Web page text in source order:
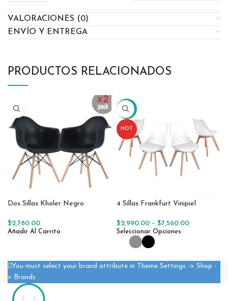
VALORACIONES (0)
ENVÍO Y ENTREGA
PRODUCTOS RELACIONADOS
Dos Sillas Kholer Negro
$2,780.00
Añadir Al Carrito
-60%
HOT
4 Sillas Frankfurt Vinipiel
$2,990.00 – $7,560.00
Seleccionar Opciones
You must select your brand attribute in Theme Settings -> Shop -
> Brands